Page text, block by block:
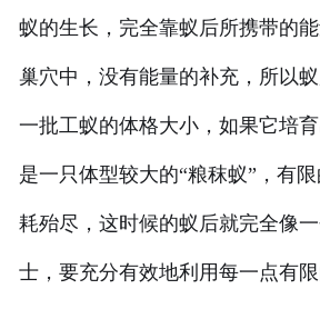
蚁的生长，完全靠蚁后所携带的
巢穴中，没有能量的补充，所以
一批工蚁的体格大小，如果它培
是一只体型较大的“粮秣蚁”，有
耗殆尽，这时候的蚁后就完全像
士，要充分有效地利用每一点有